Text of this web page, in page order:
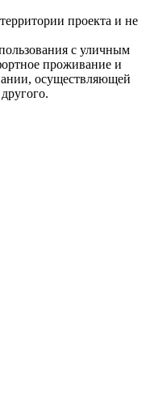
проекта и не
с уличным
проживание и
осуществляющей